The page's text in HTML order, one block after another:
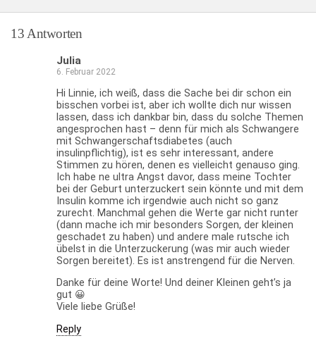
13 Antworten
Julia
6. Februar 2022
Hi Linnie, ich weiß, dass die Sache bei dir schon ein
bisschen vorbei ist, aber ich wollte dich nur wissen
lassen, dass ich dankbar bin, dass du solche Themen
angesprochen hast – denn für mich als Schwangere
mit Schwangerschaftsdiabetes (auch
insulinpflichtig), ist es sehr interessant, andere
Stimmen zu hören, denen es vielleicht genauso ging.
Ich habe ne ultra Angst davor, dass meine Tochter
bei der Geburt unterzuckert sein könnte und mit dem
Insulin komme ich irgendwie auch nicht so ganz
zurecht. Manchmal gehen die Werte gar nicht runter
(dann mache ich mir besonders Sorgen, der kleinen
geschadet zu haben) und andere male rutsche ich
übelst in die Unterzuckerung (was mir auch wieder
Sorgen bereitet). Es ist anstrengend für die Nerven.
Danke für deine Worte! Und deiner Kleinen geht’s ja
gut 😀
Viele liebe Grüße!
Reply